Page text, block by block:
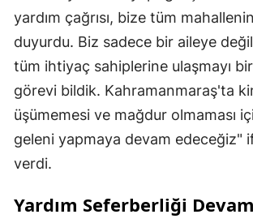
yardım çağrısı, bize tüm
duyurdu. Biz sadece bir aileye
tüm ihtiyaç sahiplerine ulaşmayı
görevi bildik. Kahramanmaraş'ta
üşümemesi ve mağdur olmaması
geleni yapmaya devam edeceğiz"
verdi.
Yardım Seferberliği